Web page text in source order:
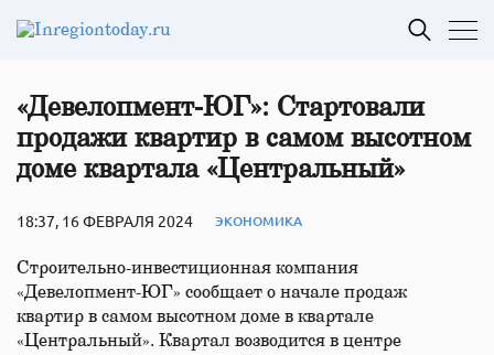
«Девелопмент-ЮГ»: Стартовали
продажи квартир в самом высотном
доме квартала «Центральный»
18:37, 16 ФЕВРАЛЯ 2024 ЭКОНОМИКА
Строительно-инвестиционная компания
«Девелопмент-ЮГ» сообщает о начале продаж
квартир в самом высотном доме в квартале
«Центральный». Квартал возводится в центре